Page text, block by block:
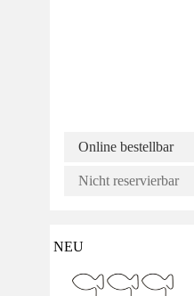
Online bestellbar
Nicht reservierbar
NEU